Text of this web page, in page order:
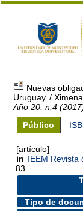
Nuevas
Uruguay /
Año 20, n.4
Público
[artículo]
in IEEM Revista
83
Tipo de